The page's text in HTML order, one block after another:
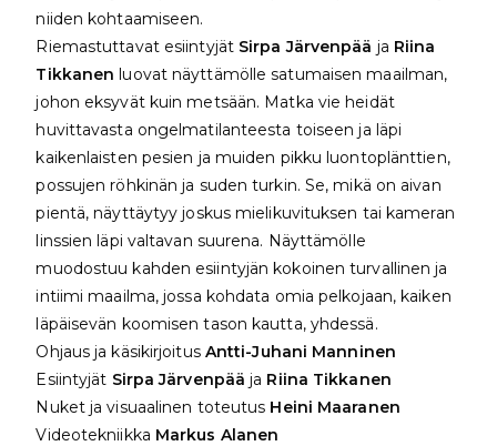
niiden kohtaamiseen.
Riemastuttavat esiintyjät Sirpa Järvenpää ja Riina
Tikkanen luovat näyttämölle satumaisen maailman,
johon eksyvät kuin metsään. Matka vie heidät
huvittavasta ongelmatilanteesta toiseen ja läpi
kaikenlaisten pesien ja muiden pikku luontoplänttien,
possujen röhkinän ja suden turkin. Se, mikä on aivan
pientä, näyttäytyy joskus mielikuvituksen tai kameran
linssien läpi valtavan suurena. Näyttämölle
muodostuu kahden esiintyjän kokoinen turvallinen ja
intiimi maailma, jossa kohdata omia pelkojaan, kaiken
läpäisevän koomisen tason kautta, yhdessä.
Ohjaus ja käsikirjoitusAntti-Juhani Manninen
Esiintyjät Sirpa Järvenpää ja Riina Tikkanen
Nuket ja visuaalinen toteutus Heini Maaranen
Videotekniikka Markus Alanen